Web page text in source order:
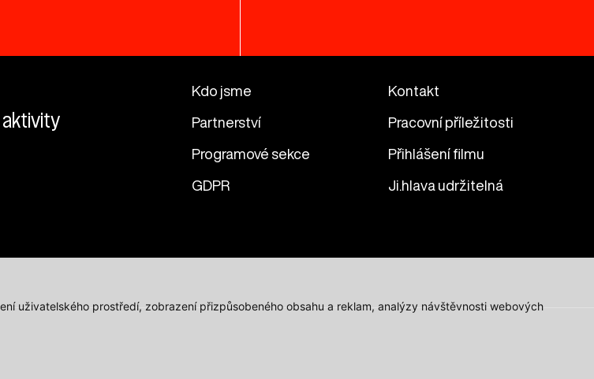
uživatelského prostředí, zobrazení přizpůsobeného obsahu a reklam, analýzy návštěvnosti webových
aktivity
Kdo jsme Kontakt
Partnerství Pracovní příležitosti
Programové sekce Přihlášení filmu
GDPR Ji.hlava udržitelná